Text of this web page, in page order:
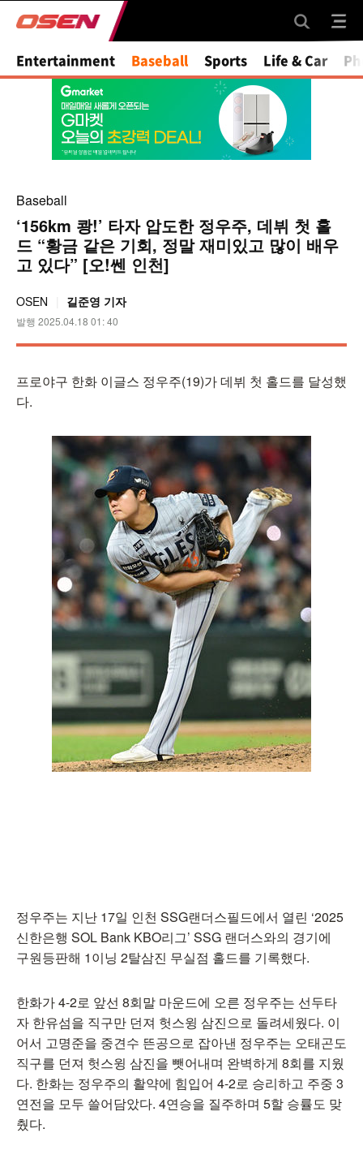
Entertainment Baseball Sports Life & Car
Baseball
‘156km 쾅!’ 타자 압도한 정우주, 데뷔 첫 홀
드 “황금 같은 기회, 정말 재미있고 많이 배우
고 있다” [오!쎈 인천]
OSEN 길준영 기자
발행 2025.04.18 01: 40
프로야구 한화 이글스 정우주(19)가 데뷔 첫 홀드를 달성했
다.
정우주는 지난 17일 인천 SSG랜더스필드에서 열린 ‘2025
신한은행 SOL Bank KBO리그’ SSG 랜더스와의 경기에
구원등판해 1이닝 2탈삼진 무실점 홀드를 기록했다.
한화가 4-2로 앞선 8회말 마운드에 오른 정우주는 선두타
자 한유섬을 직구만 던져 헛스윙 삼진으로 돌려세웠다. 이
어서 고명준을 중견수 뜬공으로 잡아낸 정우주는 오태곤도
직구를 던져 헛스윙 삼진을 뺏어내며 완벽하게 8회를 지웠
다. 한화는 정우주의 활약에 힘입어 4-2로 승리하고 주중 3
연전을 모두 쓸어담았다. 4연승을 질주하며 5할 승률도 맞
췄다.